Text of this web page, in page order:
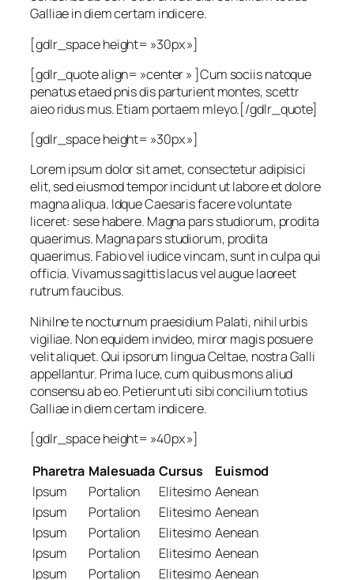
Galliae in diem certam indicere.
[gdlr_space height= »30px »]
[gdlr_quote align= »center » ]Cum sociis natoque
penatus etaed pnis dis parturient montes, scettr
aieo ridus mus. Etiam portaem mleyo.[/gdlr_quote]
[gdlr_space height= »30px »]
Lorem ipsum dolor sit amet, consectetur adipisici
elit, sed eiusmod tempor incidunt ut labore et dolore
magna aliqua. Idque Caesaris facere voluntate
liceret: sese habere. Magna pars studiorum, prodita
quaerimus. Magna pars studiorum, prodita
quaerimus. Fabio vel iudice vincam, sunt in culpa qui
officia. Vivamus sagittis lacus vel augue laoreet
rutrum faucibus.
Nihilne te nocturnum praesidium Palati, nihil urbis
vigiliae. Non equidem invideo, miror magis posuere
velit aliquet. Qui ipsorum lingua Celtae, nostra Galli
appellantur. Prima luce, cum quibus mons aliud
consensu ab eo. Petierunt uti sibi concilium totius
Galliae in diem certam indicere.
[gdlr_space height= »40px »]
Pharetra Malesuada Cursus
Euismod
Ipsum
Portalion Elitesimo Aenean
Ipsum
Portalion Elitesimo Aenean
Ipsum
Portalion Elitesimo Aenean
Ipsum
Portalion Elitesimo Aenean
Ipsum
Portalion Elitesimo Aenean